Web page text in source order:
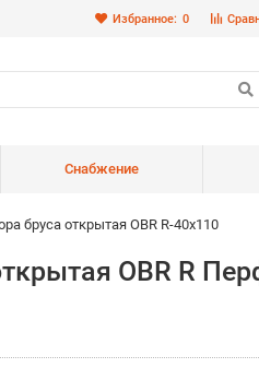
Избранное: 0
Снабжение
бруса открытая OBR R-40x110
OBR R